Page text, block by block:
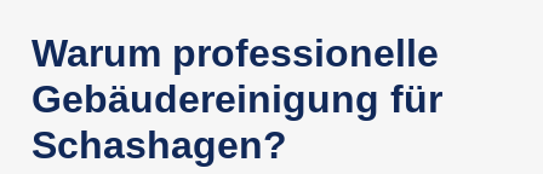
Warum professionelle
Gebäudereinigung für
Schashagen?